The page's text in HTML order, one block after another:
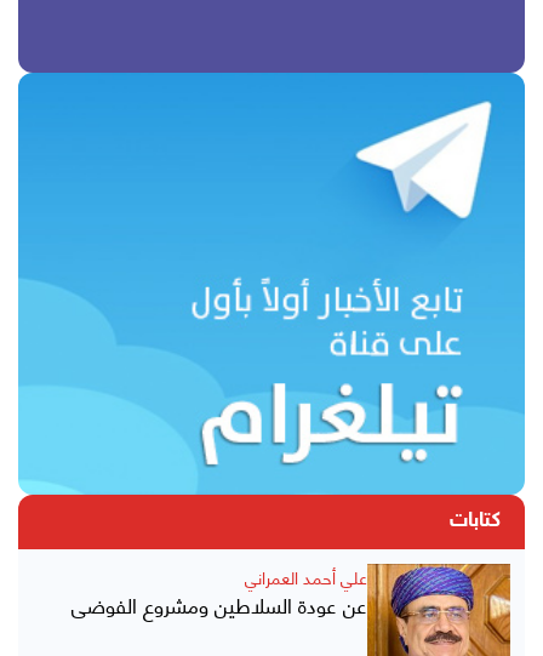
كتابات
علي أحمد العمراني
عن عودة السلاطين ومشروع الفوضى